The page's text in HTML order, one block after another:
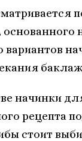
начинки
рецепта
стоит